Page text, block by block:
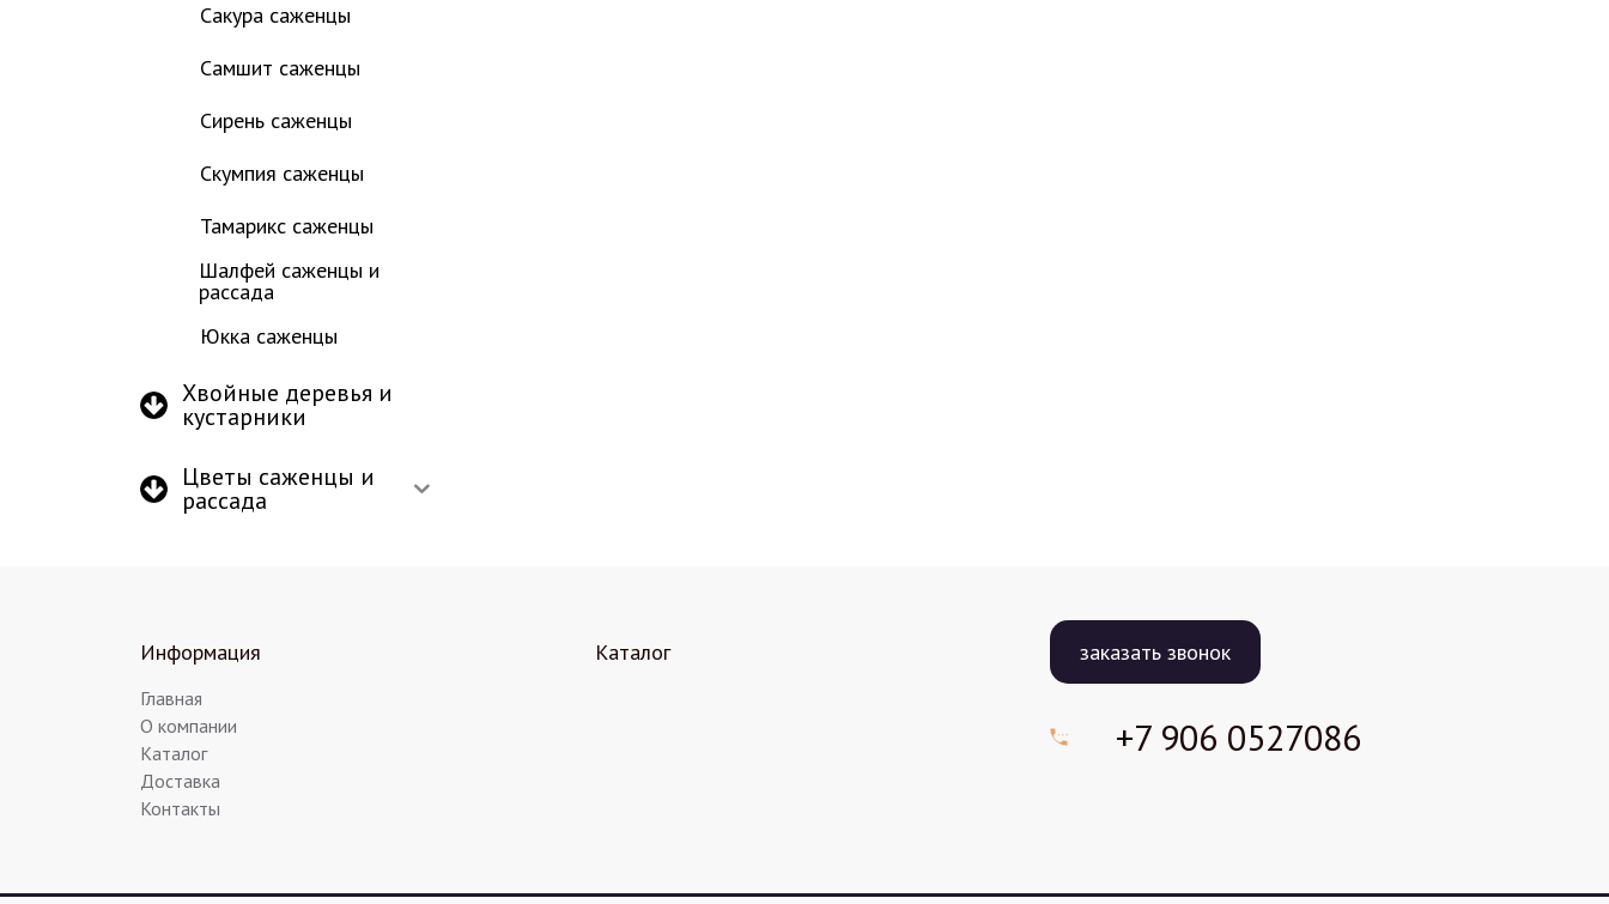
Сакура саженцы
Самшит саженцы
Сирень саженцы
Скумпия саженцы
Тамарикс саженцы
Шалфей саженцы и
рассада
Юкка саженцы
Хвойные деревья и
кустарники
Цветы саженцы и
рассада
Информация
Главная
О компании
Каталог
Доставка
Контакты
Каталог заказать звонок
+7 906 0527086